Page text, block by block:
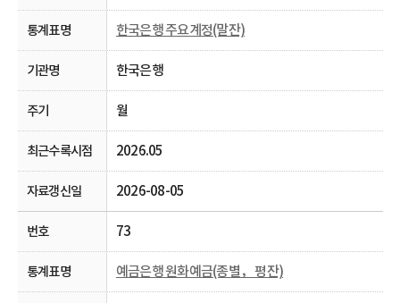
한국은행 주요계정(말잔)
한국은행
월
2026.05
2026-08-05
73
예금은행 원화예금(종별， 평잔)